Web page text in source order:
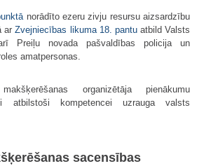
norādīto ezeru zivju resursu aizsardzību
arZvejniecības likuma 18. pantuatbild Valsts
Preiļu novada pašvaldības policija un
amatpersonas.
organizētāja pienākumu
atbilstoši kompetencei uzrauga valsts
sacensības